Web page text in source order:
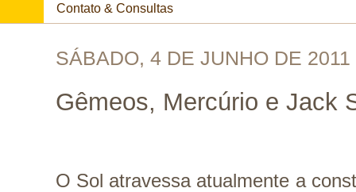
Contato & Consultas
SÁBADO, 4 DE JUNHO DE 2011
Gêmeos, Mercúrio e Jack
O Sol atravessa atualmente a